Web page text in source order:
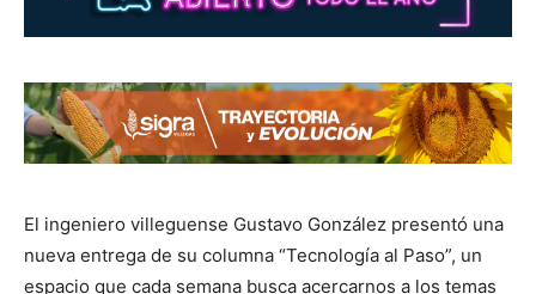
El ingeniero villeguense Gustavo González presentó una
nueva entrega de su columna “Tecnología al Paso”, un
espacio que cada semana busca acercarnos a los temas